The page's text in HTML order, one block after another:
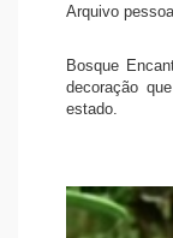
Arquivo
Bosque
decoração
estado.